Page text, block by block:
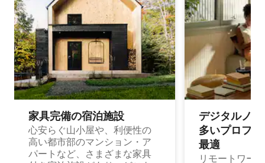
家具完備の宿⁠泊⁠施⁠設
心安らぐ山小屋や、利便性の
高い都市部のマンション・ア
パートなど、さまざまな家具
デジタルノ
多⁠いプ⁠ロ⁠フ⁠
最⁠適
リモートワー